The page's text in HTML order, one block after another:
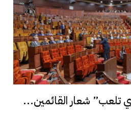
تلعب” شعار القائمين...